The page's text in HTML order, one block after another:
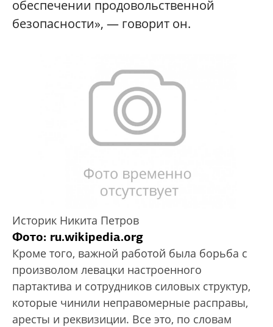
обеспечении продовольственной
безопасности», — говорит он.
Историк Никита Петров
Фото: ru.wikipedia.org
Кроме того, важной работой была борьба с
произволом левацки настроенного
партактива и сотрудников силовых структур,
которые чинили неправомерные расправы,
аресты и реквизиции. Все это, по словам